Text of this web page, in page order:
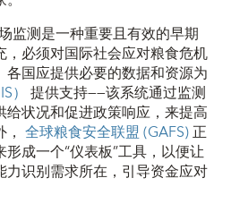
监测是一种重要且有效的早期
必须对国际社会应对粮食危机
国应提供必要的数据和资源为
提供支持——该系统通过监测
状况和促进政策响应，来提高
，全球粮食安全联盟 (GAFS)正
成一个“仪表板”工具，以便让
识别需求所在，引导资金应对